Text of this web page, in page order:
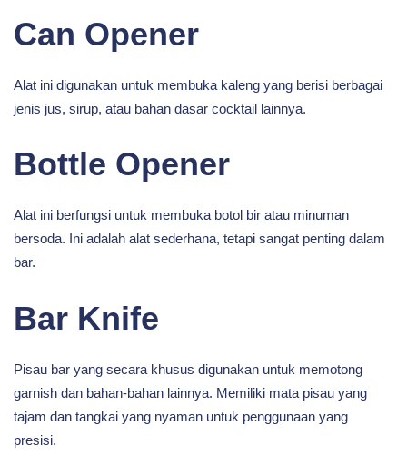
Can Opener
Alat ini digunakan untuk membuka kaleng yang berisi berbagai
jenis jus, sirup, atau bahan dasar cocktail lainnya.
Bottle Opener
Alat ini berfungsi untuk membuka botol bir atau minuman
bersoda. Ini adalah alat sederhana, tetapi sangat penting dalam
bar.
Bar Knife
Pisau bar yang secara khusus digunakan untuk memotong
garnish dan bahan-bahan lainnya. Memiliki mata pisau yang
tajam dan tangkai yang nyaman untuk penggunaan yang
presisi.